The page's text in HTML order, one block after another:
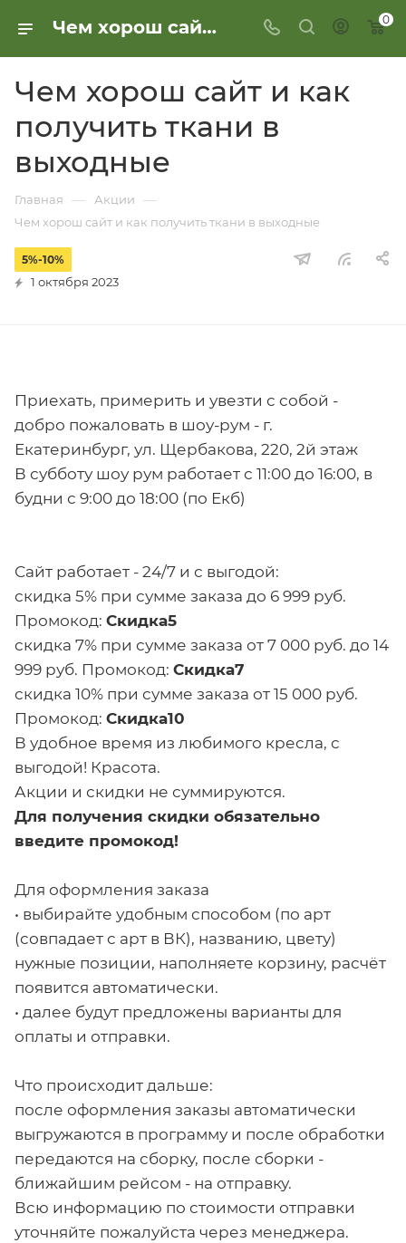
Чем хорош сайт и как получить ткани в выходные 0
Чем хорош сайт и как
получить ткани в
выходные
Главная — Акции —
Чем хорош сайт и как получить ткани в выходные
5%-10%
1 октября 2023
Приехать, примерить и увезти с собой -
добро пожаловать в шоу-рум - г.
Екатеринбург, ул. Щербакова, 220, 2й этаж
В субботу шоу рум работает с 11:00 до 16:00, в
будни с 9:00 до 18:00 (по Екб)
Сайт работает - 24/7 и с выгодой:
скидка 5% при сумме заказа до 6 999 руб.
Промокод: Скидка5
скидка 7% при сумме заказа от 7 000 руб. до 14
999 руб. Промокод: Скидка7
скидка 10% при сумме заказа от 15 000 руб.
Промокод: Скидка10
В удобное время из любимого кресла, с
выгодой! Красота.
Акции и скидки не суммируются.
Для получения скидки обязательно
введите промокод!
Для оформления заказа
• выбирайте удобным способом (по арт
(совпадает с арт в ВК), названию, цвету)
нужные позиции, наполняете корзину, расчёт
появится автоматически.
• далее будут предложены варианты для
оплаты и отправки.
Что происходит дальше:
после оформления заказы автоматически
выгружаются в программу и после обработки
передаются на сборку, после сборки -
ближайшим рейсом - на отправку.
Всю информацию по стоимости отправки
уточняйте пожалуйста через менеджера.